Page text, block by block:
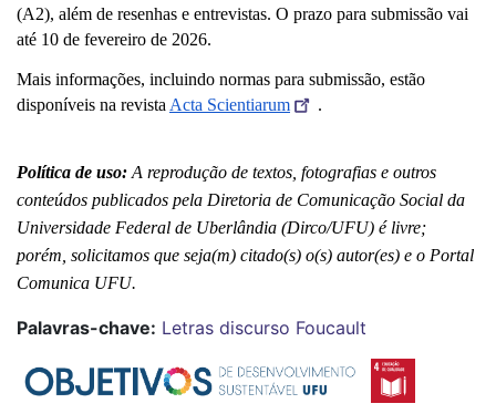
(A2), além de resenhas e entrevistas. O prazo para submissão vai
até 10 de fevereiro de 2026.
Mais informações, incluindo normas para submissão, estão
disponíveis na revista Acta Scientiarum .
Política de uso: A reprodução de textos, fotografias e outros
conteúdos publicados pela Diretoria de Comunicação Social da
Universidade Federal de Uberlândia (Dirco/UFU) é livre;
porém, solicitamos que seja(m) citado(s) o(s) autor(es) e o Portal
Comunica UFU.
Palavras-chave: Letras discurso Foucault